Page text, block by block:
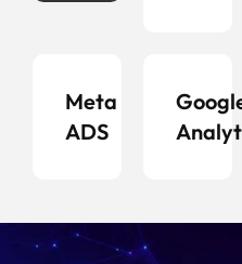
Meta
ADS